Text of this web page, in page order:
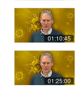
01:10:45
01:25:00